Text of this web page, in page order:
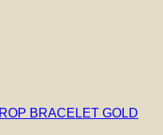
BRACELET GOLD